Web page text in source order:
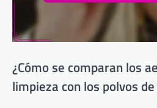
¿Cómo se comparan los
limpieza con los polvos